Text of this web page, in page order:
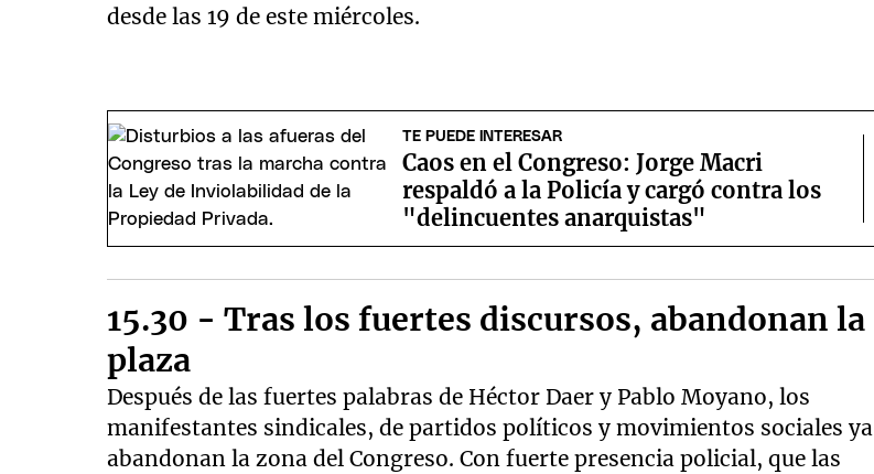
desde las 19 de este miércoles.
TE PUEDE INTERESAR
Caos en el Congreso: Jorge Macri
respaldó a la Policía y cargó contra los
"delincuentes anarquistas"
15.30 - Tras los fuertes discursos, abandonan la
plaza
Después de las fuertes palabras de Héctor Daer y Pablo Moyano, los
manifestantes sindicales, de partidos políticos y movimientos sociales ya
abandonan la zona del Congreso. Con fuerte presencia policial, que las